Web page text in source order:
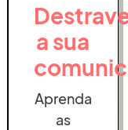
a sua
Aprenda
as